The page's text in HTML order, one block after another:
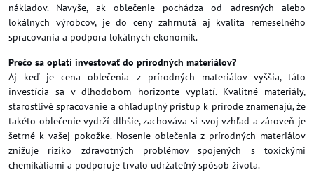
nákladov. Navyše, ak oblečenie pochádza od adresných alebo
lokálnych výrobcov, je do ceny zahrnutá aj kvalita remeselného
spracovania a podpora lokálnych ekonomík.
Prečo sa oplatí investovať do prírodných materiálov?
Aj keď je cena oblečenia z prírodných materiálov vyššia, táto
investícia sa v dlhodobom horizonte vyplatí. Kvalitné materiály,
starostlivé spracovanie a ohľaduplný prístup k prírode znamenajú, že
takéto oblečenie vydrží dlhšie, zachováva si svoj vzhľad a zároveň je
šetrné k vašej pokožke. Nosenie oblečenia z prírodných materiálov
znižuje riziko zdravotných problémov spojených s toxickými
chemikáliami a podporuje trvalo udržateľný spôsob života.